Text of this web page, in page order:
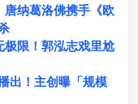
唐纳葛洛佛携手《欧
极限！郭泓志戏里尬
出！主创曝「规模